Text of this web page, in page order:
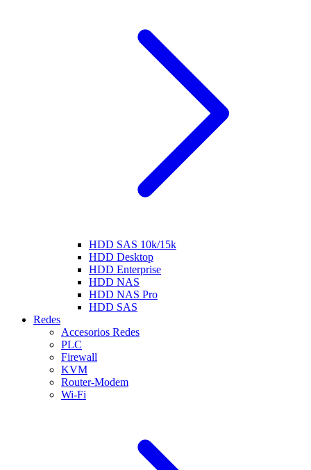
HDD SAS 10k/15k
HDD Desktop
HDD Enterprise
HDD NAS
HDD NAS Pro
HDD SAS
Redes
Accesorios Redes
PLC
Firewall
KVM
Router-Modem
Wi-Fi